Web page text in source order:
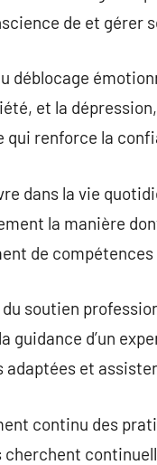
de et gérer
déblocage
et la
qui renforce la
dans la vie
la manière
de
soutien
guidance d’un
et
continu des
cherchent